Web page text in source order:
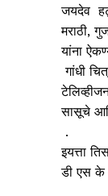
जयदेव
मराठी,
यांना
गांधी
सासूचे
.
इयत्ता
डी एस के